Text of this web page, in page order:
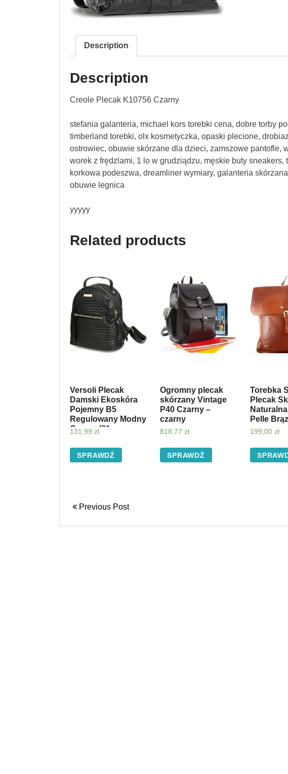
Description
Description
Creole Plecak K10756 Czarny
stefania galanteria, michael kors torebki cena, dobre torby
timberland torebki, olx kosmetyczka, opaski plecione,
ostrowiec, obuwie skórzane dla dzieci, zamszowe pantofle,
worek z frędzlami, 1 lo w grudziądzu, męskie buty sneakers,
korkowa podeszwa, dreamliner wymiary, galanteria
obuwie legnica
yyyyy
Related products
Versoli Plecak
Damski Ekoskóra
Pojemny B5
Regulowany Modny
Czarny I61
131,99 zł
SPRAWDŹ
Ogromny plecak
skórzany Vintage
P40 Czarny –
czarny
818,77 zł
SPRAWDŹ
Torebka
Plecak
Pelle
199,00 zł
Previous Post